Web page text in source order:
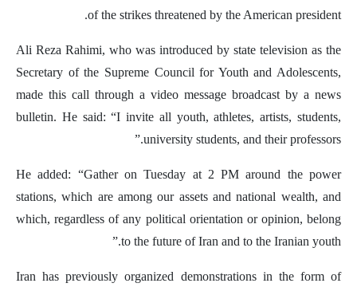
of the strikes threatened by the American president.
Ali Reza Rahimi, who was introduced by state television as the
Secretary of the Supreme Council for Youth and Adolescents,
made this call through a video message broadcast by a news
bulletin. He said: “I invite all youth, athletes, artists, students,
university students, and their professors.”
He added: “Gather on Tuesday at 2 PM around the power
stations, which are among our assets and national wealth, and
which, regardless of any political orientation or opinion, belong
to the future of Iran and to the Iranian youth.”
Iran has previously organized demonstrations in the form of